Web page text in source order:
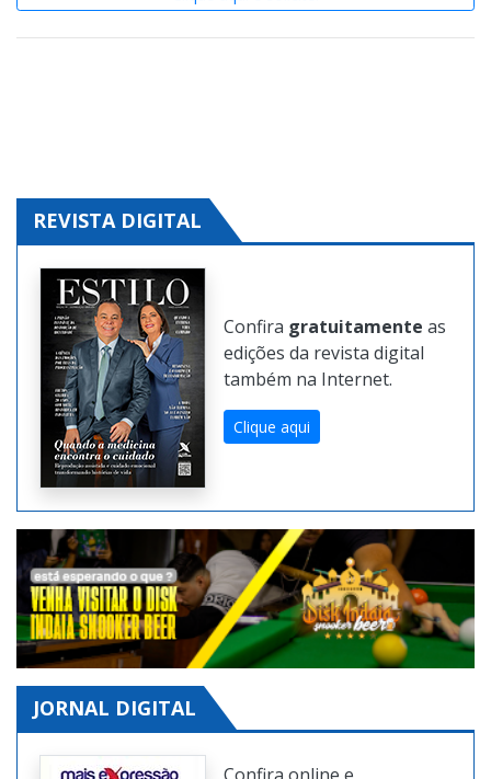
Clique aqui e solicite!
REVISTA DIGITAL
Confira gratuitamente
edições da revista digital
Clique aqui
JORNAL DIGITAL